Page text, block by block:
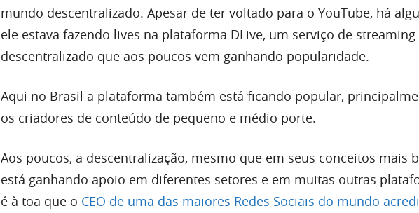
mundo descentralizado. Apesar de ter voltado para o YouTube, há
ele estava fazendo lives na plataforma DLive, um serviço de streaming
descentralizado que aos poucos vem ganhando popularidade.
Aqui no Brasil a plataforma também está ficando popular,
os criadores de conteúdo de pequeno e médio porte.
Aos poucos, a descentralização, mesmo que em seus conceitos mais
está ganhando apoio em diferentes setores e em muitas outras
é à toa que o CEO de uma das maiores Redes Sociais do mundo